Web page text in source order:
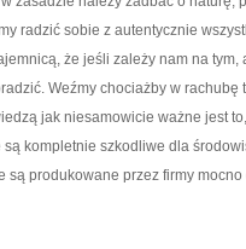
radzić sobie z autentycznie
że jeśli zależy nam na
Weźmy chociażby w rachubę
jak niesamowicie ważne jest
są kompletnie szkodliwe dla
są produkowane przez firmy